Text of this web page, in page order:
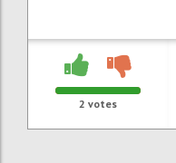
2 votes